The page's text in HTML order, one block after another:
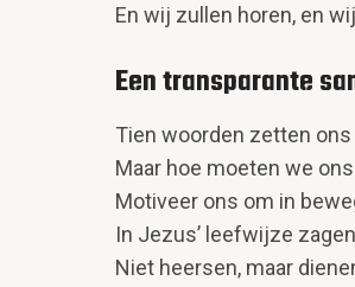
En wij zullen horen, en
Een transparante
Tien woorden zetten
Maar hoe moeten we
Motiveer ons om in
In Jezus’ leefwijze
Niet heersen, maar